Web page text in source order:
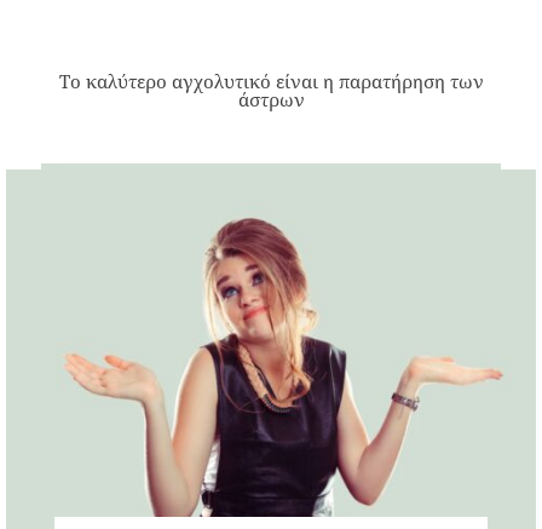
Το καλύτερο αγχολυτικό είναι η παρατήρηση των
άστρων